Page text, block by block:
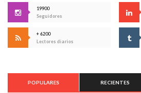
19900
Seguidores
+ 6200
Lectores diarios
POPULARES RECIENTES